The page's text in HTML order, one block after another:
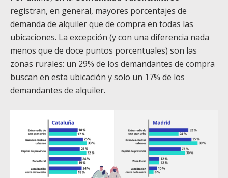
registran, en general, mayores porcentajes de
demanda de alquiler que de compra en todas las
ubicaciones. La excepción (y con una diferencia nada
menos que de doce puntos porcentuales) son las
zonas rurales: un 29% de los demandantes de compra
buscan en esta ubicación y solo un 17% de los
demandantes de alquiler.